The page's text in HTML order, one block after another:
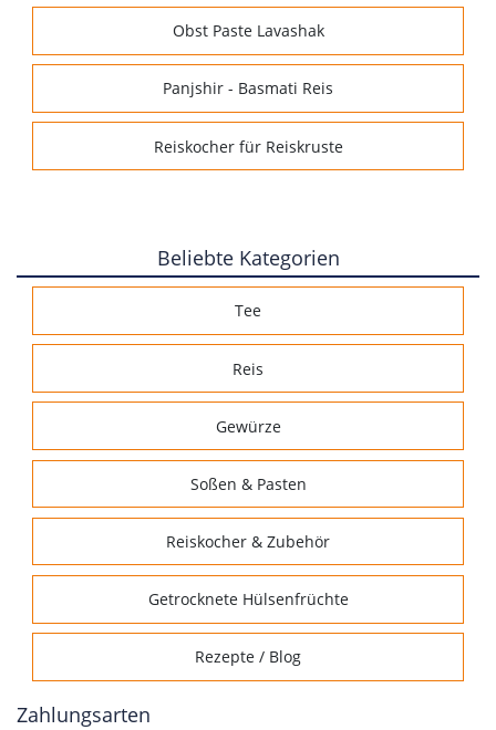
Obst Paste Lavashak
Panjshir - Basmati Reis
Reiskocher für Reiskruste
Beliebte Kategorien
Tee
Reis
Gewürze
Soßen & Pasten
Reiskocher & Zubehör
Getrocknete Hülsenfrüchte
Rezepte / Blog
Zahlungsarten